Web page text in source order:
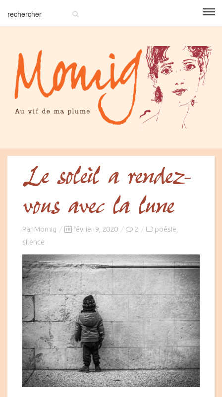
Le soleil a rendez-
vous avec la lune
Par Momig
Posted
février 9, 2020 2 poésie
silence